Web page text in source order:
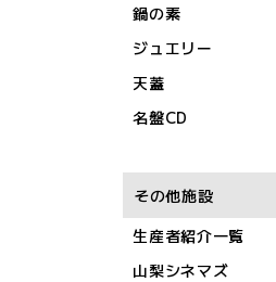
鍋の素
ジュエリー
天蓋
名盤CD
その他施設
生産者紹介一覧
山梨シネマズ